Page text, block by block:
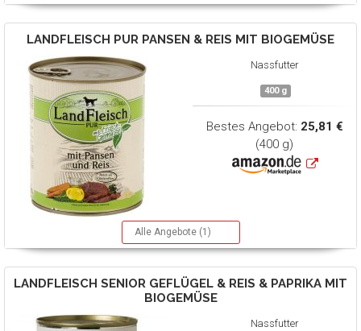
LANDFLEISCH PUR PANSEN & REIS MIT BIOGEMÜSE
Nassfutter
400 g
Bestes Angebot: 25,81 €
(400 g)
Alle Angebote (1)
LANDFLEISCH SENIOR GEFLÜGEL & REIS & PAPRIKA MIT
BIOGEMÜSE
Nassfutter